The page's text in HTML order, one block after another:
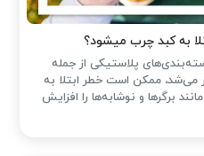
به کبد چرب میشود؟
پلاستیکی از جمله
ممکن است خطر ابتلا به
برگرها و نوشابه‌ها را افزایش